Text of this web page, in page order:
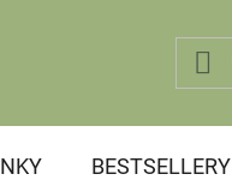
BESTSELLERY